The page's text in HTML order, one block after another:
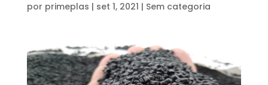
por primeplas | set 1, 2021 | Sem categoria